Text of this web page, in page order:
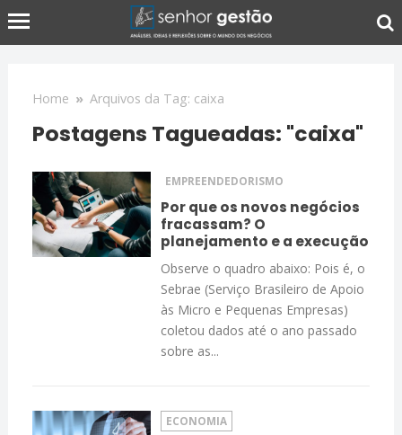
Home » Arquivos da Tag: caixa
Postagens Tagueadas: "caixa"
EMPREENDEDORISMO
Por que os novos negócios
fracassam? O
planejamento e a execução
Observe o quadro abaixo: Pois é, o
Sebrae (Serviço Brasileiro de Apoio
às Micro e Pequenas Empresas)
coletou dados até o ano passado
sobre as...
ECONOMIA